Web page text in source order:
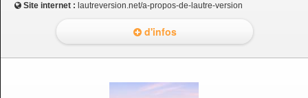
Site internet : lautreversion.net/a-propos-de-lautre-version
d'infos